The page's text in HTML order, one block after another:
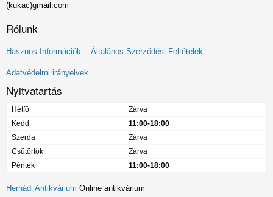
(kukac)gmail.com
Rólunk
Lábléc
menü
Hasznos Információk Általános Szerződési Feltételek
Adatvédelmi irányelvek
Nyitvatartás
Hétfő
Zárva
Kedd
11:00-18:00
Szerda
Zárva
Csütörtök
Zárva
Péntek
11:00-18:00
Hernádi Antikvárium Online antikvárium